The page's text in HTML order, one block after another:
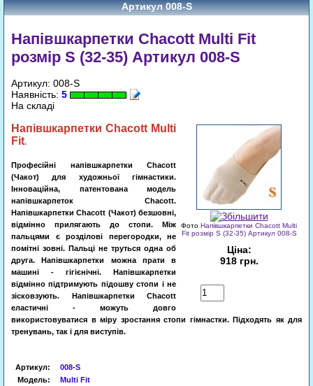
Артикул 008-S
Напівшкарпетки Chacott Multi Fit
розмір S (32-35) Артикул 008-S
Артикул: 008-S
Наявність: 5
На складі
Фото Напівшкарпетки Chacott Multi
Fit розмір S (32-35) Артикул 008-S
Ціна:
918 грн.
Напівшкарпетки Chacott Multi
Fit.
Професійні напівшкарпетки Chacott
(Чакот) для художньої гімнастики.
Інноваційна, патентована модель
напівшкарпеток Chacott.
НапівшкарпеткиChacott (Чакот) безшовні,
відмінно прилягають до стопи. Між
пальцями є розділові перегородки, не
помітні зовні. Пальці не труться одна об
друга. Напівшкарпетки можна прати в
машині - гігієнічні. Напівшкарпетки
відмінно підтримують підошву стопи і не
зісковзують. Напівшкарпетки Chacott
еластичні - можуть довго
використовуватися в міру зростання стопи гімнастки. Підходять як для
тренувань, так і для виступів.
Артикул:
008-S
Модель:
Multi Fit